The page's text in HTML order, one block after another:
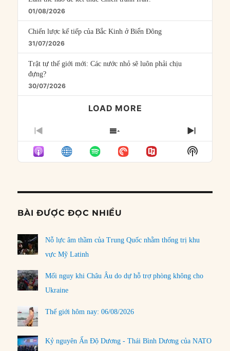
01/08/2026
Chiến lược kế tiếp của Bắc Kinh ở Biển Đông
31/07/2026
Trật tự thế giới mới: Các nước nhỏ sẽ luôn phải chịu
đựng?
30/07/2026
LOAD MORE
PREVIOUS
EPISODE
SHOW
EPISODES
LIST
NEXT
Show
Podcast
BÀI ĐƯỢC ĐỌC NHIỀU
Nỗ lực âm thầm của Trung Quốc nhằm thống trị khu
vực Mỹ Latinh
Mối nguy khi Châu Âu do dự hỗ trợ phòng không cho
Ukraine
Thế giới hôm nay: 06/08/2026
Kỷ nguyên Ấn Độ Dương - Thái Bình Dương của NATO